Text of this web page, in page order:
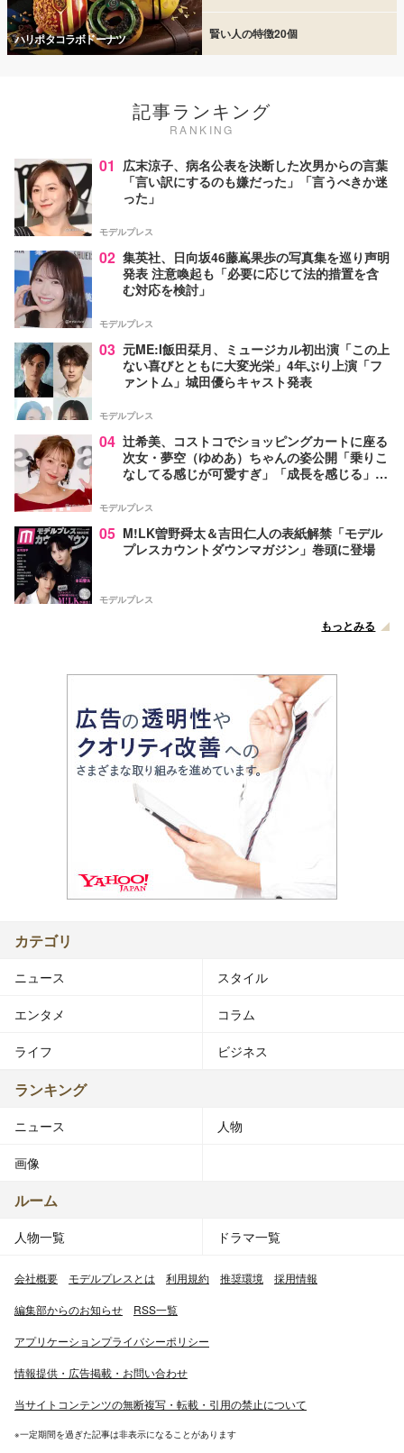
ハリポタコラボドーナツ 賢い人の特徴20個
記事ランキング
RANKING
01 広末涼子、病名公表を決断した次男からの言葉
「言い訳にするのも嫌だった」「言うべきか迷
った」
モデルプレス
02 集英社、日向坂46藤嶌果歩の写真集を巡り声明
発表 注意喚起も「必要に応じて法的措置を含
む対応を検討」
モデルプレス
03 元ME:I飯田栞月、ミュージカル初出演「この上
ない喜びとともに大変光栄」4年ぶり上演「フ
ァントム」城田優らキャスト発表
モデルプレス
04 辻希美、コストコでショッピングカートに座る
次女・夢空（ゆめあ）ちゃんの姿公開「乗りこ
なしてる感じが可愛すぎ」「成長を感じる」の
モデルプレス
05 M!LK曽野舜太＆吉田仁人の表紙解禁「モデル
プレスカウントダウンマガジン」巻頭に登場
モデルプレス
もっとみる
カテゴリ
ニュース スタイル
エンタメ コラム
ライフ ビジネス
ランキング
ニュース 人物
画像
ルーム
人物一覧 ドラマ一覧
会社概要 モデルプレスとは 利用規約 推奨環境 採用情報
編集部からのお知らせ RSS一覧
アプリケーションプライバシーポリシー
情報提供・広告掲載・お問い合わせ
当サイトコンテンツの無断複写・転載・引用の禁止について
※一定期間を過ぎた記事は非表示になることがあります